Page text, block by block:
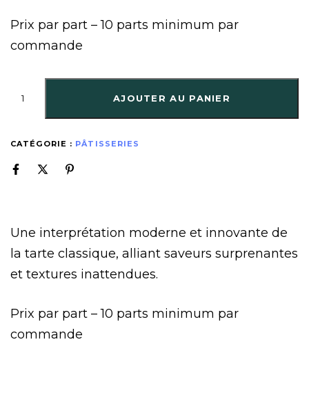
Prix par part – 10 parts minimum par
commande
AJOUTER AU PANIER
CATÉGORIE : PÂTISSERIES
Une interprétation moderne et innovante de
la tarte classique, alliant saveurs surprenantes
et textures inattendues.
Prix par part – 10 parts minimum par
commande